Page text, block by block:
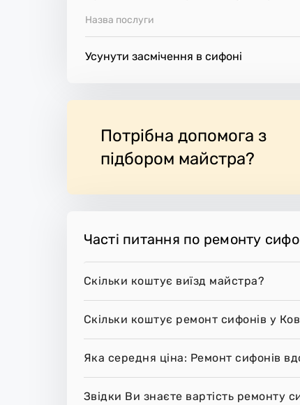
Назва послуги
Усунути засмічення в сифоні
Потрібна допомога з
підбором майстра?
Часті питання по ремонту
Скільки коштує виїзд майстра?
Скільки коштує ремонт сифонів у
Яка середня ціна: Ремонт сифонів
Звідки Ви знаєте вартість ремонту